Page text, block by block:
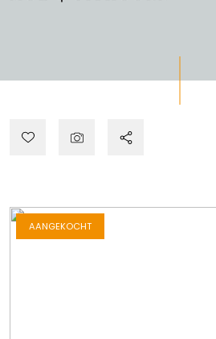
AANGEKOCHT